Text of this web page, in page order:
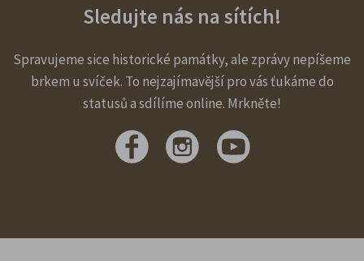
Sledujte nás na sítích!
Spravujeme sice historické památky, ale zprávy nepíšeme
brkem u svíček. To nejzajímavější pro vás ťukáme do
statusů a sdílíme online. Mrkněte!